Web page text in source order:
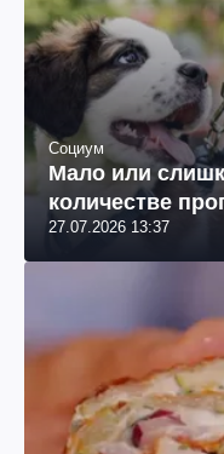
Социум
Мало или
количестве
27.07.2026 13:37